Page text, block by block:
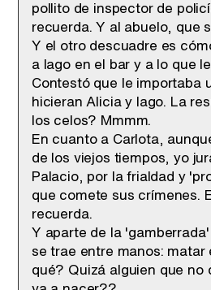
pollito de inspector de
recuerda. Y al abuelo, que
Y el otro descuadre es
a Iago en el bar y a lo que
Contestó que le importaba
hicieran Alicia y Iago. La
los celos? Mmmm.
En cuanto a Carlota,
de los viejos tiempos, yo
Palacio, por la frialdad y
que comete sus crímenes.
recuerda.
Y aparte de la
se trae entre manos: matar
qué? Quizá alguien que no